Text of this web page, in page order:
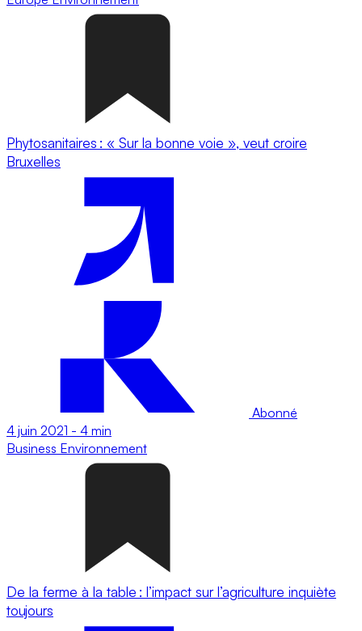
Phytosanitaires : « Sur la bonne voie », veut croire
Bruxelles
Abonné
4 juin 2021 - 4 min
Business Environnement
De la ferme à la table : l’impact sur l’agriculture inquiète
toujours